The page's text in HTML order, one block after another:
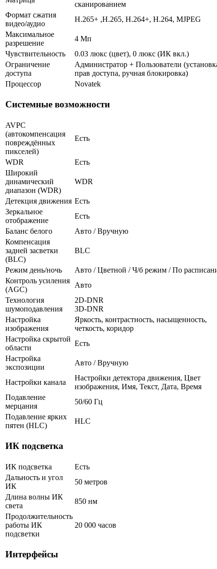
сканированием
Формат сжатия
видео/аудио
H.265+ ,H.265, H.264+, H.264, MJPEG
Максимальное
разрешение
4 Мп
Чувствительность
0.03 люкс (цвет), 0 люкс (ИК вкл.)
Ограничение
доступа
Администратор + Пользователи
прав доступа, ручная блокировка)
Процессор
Novatek
Системные возможности
AVPC
(автокомпенсация
повреждённых
пикселей)
Есть
WDR
Есть
Широкий
динамический
диапазон (WDR)
WDR
Детекция движения Есть
Зеркальное
отображение
Есть
Баланс белого
Авто / Вручную
Компенсация
задней засветки
(BLC)
BLC
Режим день/ночь
Авто / Цветной / Ч/б режим / По
Контроль усиления
(AGC)
Авто
Технология
шумоподавления
2D-DNR
3D-DNR
Настройка
изображения
Яркость, контрастность, насыщенность,
четкость, коридор
Настройка скрытой
области
Есть
Настройка
экспозиции
Авто / Вручную
Настройки канала
Настройки детектора движения, Цвет
изображения, Имя, Текст, Дата, Время
Подавление
мерцания
50/60 Гц
Подавление ярких
пятен (HLC)
HLC
ИК подсветка
ИК подсветка
Есть
Дальность и угол
ИК
50 метров
Длина волны ИК
света
850 нм
Продолжительность
работы ИК
подсветки
20 000 часов
Интерфейсы